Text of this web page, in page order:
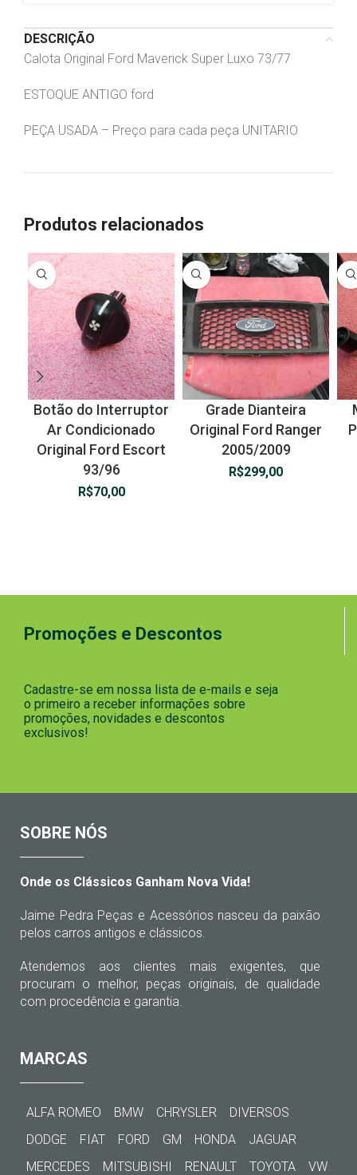
DESCRIÇÃO
Calota Original Ford Maverick Super Luxo 73/77
ESTOQUE ANTIGO ford
PEÇA USADA – Preço para cada peça UNITARIO
Produtos relacionados
Botão do Interruptor
Ar Condicionado
Original Ford Escort
93/96
R$70,00
Grade Dianteira
Original Ford Ranger
2005/2009
R$299,00
Promoções e Descontos
Cadastre-se em nossa lista de e-mails e seja
o primeiro a receber informações sobre
promoções, novidades e descontos
exclusivos!
SOBRE NÓS
Onde os Clássicos Ganham Nova Vida!
Jaime Pedra Peças e Acessórios nasceu da paixão
pelos carros antigos e clássicos.
Atendemos aos clientes mais exigentes, que
procuram o melhor, peças originais, de qualidade
com procedência e garantia.
MARCAS
ALFA ROMEO BMW CHRYSLER
DIVERSOS
DODGE
FIAT FORD GM HONDA
JAGUAR
MERCEDES
MITSUBISHI RENAULT TOYOTA
VW